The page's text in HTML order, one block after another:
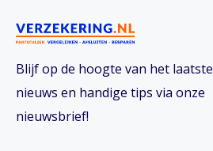
Blijf op de hoogte van het laatste
nieuws en handige tips via onze
nieuwsbrief!